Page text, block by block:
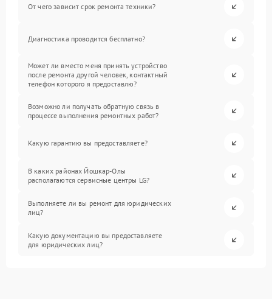
От чего зависит срок ремонта техники?
Диагностика проводится бесплатно?
Может ли вместо меня принять устройство
после ремонта другой человек, контактный
телефон которого я предоставлю?
Возможно ли получать обратную связь в
процессе выполнения ремонтных работ?
Какую гарантию вы предоставляете?
В каких районах Йошкар-Олы
располагаются сервисные центры LG?
Выполняете ли вы ремонт для юридических
лиц?
Какую документацию вы предоставляете
для юридических лиц?